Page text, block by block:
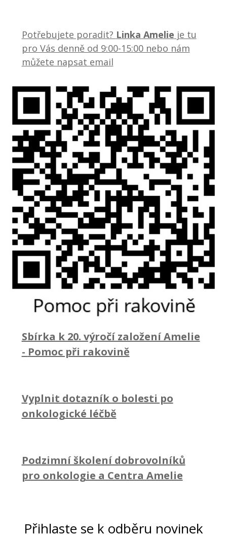
Potřebujete poradit? Linka Amelie je tu
pro Vás denně od 9:00-15:00 nebo nám
můžete napsat email
Sbírka k 20. výročí založení Amelie
- Pomoc při rakovině
Vyplnit dotazník o bolesti po
onkologické léčbě
Podzimní školení dobrovolníků
pro onkologie a Centra Amelie
Přihlaste se k odběru novinek